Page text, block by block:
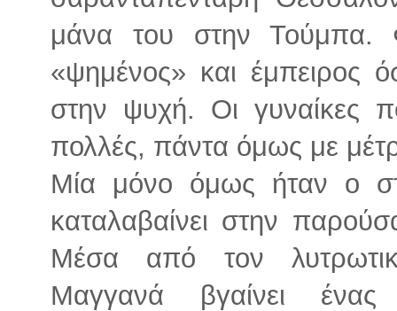
μάνα του στην Τούμπα.
«ψημένος» και έμπειρος
στην ψυχή. Οι γυναίκες
πολλές, πάντα όμως με
Μία μόνο όμως ήταν ο
καταλαβαίνει στην
Μέσα από τον
Μαγγανά βγαίνει